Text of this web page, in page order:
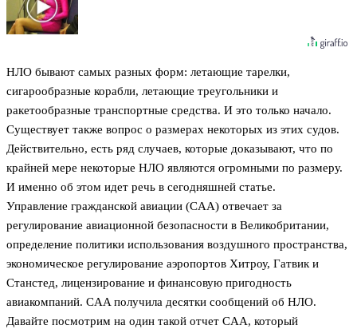
НЛО бывают самых разных форм: летающие тарелки,
сигарообразные корабли, летающие треугольники и
ракетообразные транспортные средства. И это только начало.
Существует также вопрос о размерах некоторых из этих судов.
Действительно, есть ряд случаев, которые доказывают, что по
крайней мере некоторые НЛО являются огромными по размеру.
И именно об этом идет речь в сегодняшней статье.
Управление гражданской авиации (CAA) отвечает за
регулирование авиационной безопасности в Великобритании,
определение политики использования воздушного пространства,
экономическое регулирование аэропортов Хитроу, Гатвик и
Станстед, лицензирование и финансовую пригодность
авиакомпаний. CAA получила десятки сообщений об НЛО.
Давайте посмотрим на один такой отчет CAA, который